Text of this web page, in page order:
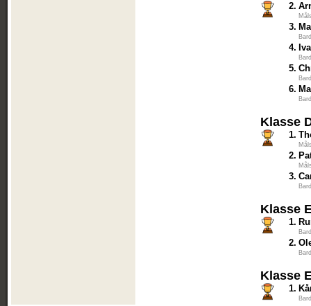
2.
3.
4.
5.
6.
Klasse
1.
2.
3.
Klasse
1.
2.
Klasse
1.